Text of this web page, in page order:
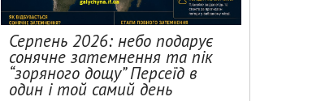
Серпень 2026: небо подарує
сонячне затемнення та пік
“зоряного дощу” Персеїд в
один і той самий день